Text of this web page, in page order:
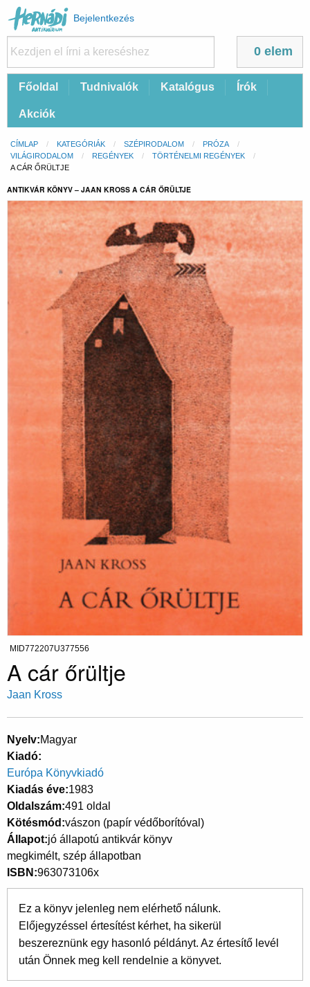
Felhasználói
fiók
menüje
Bejelentkezés
0 elem
FőFőoldal Tudnivalók Katalógus Írók
Akciók
Morzsa
CÍMLAP KATEGÓRIÁK SZÉPIRODALOM
PRÓZA
VILÁGIRODALOM
REGÉNYEK
TÖRTÉNELMI REGÉNYEK
CURRENT:
A CÁR ŐRÜLTJE
ANTIKVÁR KÖNYV – JAAN KROSS A CÁR ŐRÜLTJE
MID772207U377556
A cár őrültje
Jaan Kross
Nyelv Magyar
Kiadó
Európa Könyvkiadó
Kiadás éve 1983
Oldalszám 491 oldal
Kötésmód vászon (papír védőborítóval)
Állapot jó állapotú antikvár könyv
megkimélt, szép állapotban
ISBN 963073106x
Ez a könyv jelenleg nem elérhető nálunk.
Előjegyzéssel értesítést kérhet, ha sikerül
beszereznünk egy hasonló példányt. Az értesítő levél
után Önnek meg kell rendelnie a könyvet.